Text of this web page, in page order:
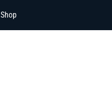
Shop